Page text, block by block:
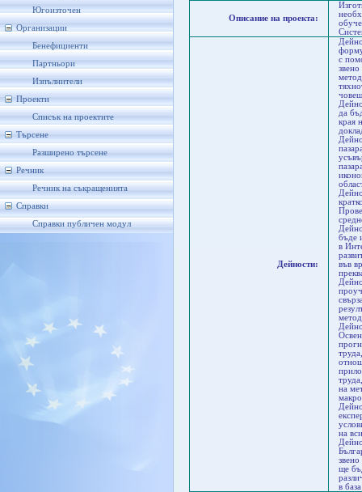
Югоизточен
Организации
Бенефициенти
Партньори
Изпълнители
Проекти
Списък на проектите
Търсене
Разширено търсене
Речник
Речник на съкращенията
Справки
Справки публичен модул
Описание на проекта:
Дейности:
с
да
края
бъде
в
във
на
на
ще
в